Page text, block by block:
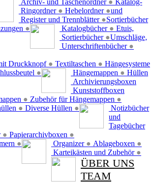
Archiv- und Taschenordner ●
Ringordner ● Hebelordner ●
Register und Trennblätter ●
●
Katalog-
und
Sortierbücher
Katalogbücher ●
Sortierbücher ●
Unterschriftenbücher ●
Etuis,
Umschläge,
Druckknopf ● Textiltaschen ●
●
Hängesysteme
Hängemappen ●
● Zubehör für Hängemappen ●
Hüllen
● Diverse Hüllen ●
Archivierungsboxen
● Papierarchivboxen ●
●
Kunststoffboxen
Organizer ● Ablageboxen ●
Karteikästen und Zubehör ●
Notizbücher
und
Tagebücher
ÜBER UNS
TEAM